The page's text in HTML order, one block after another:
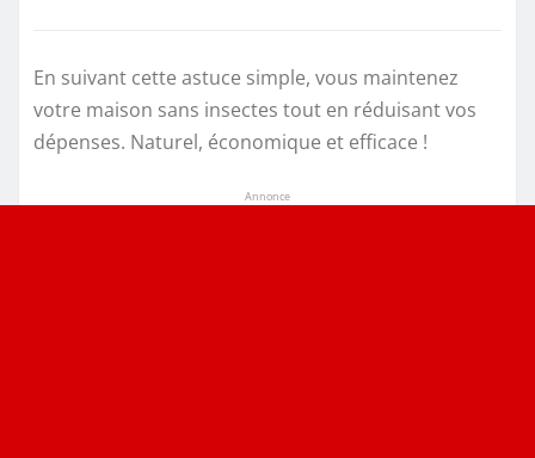
En suivant cette astuce simple, vous maintenez
votre maison sans insectes tout en réduisant vos
dépenses. Naturel, économique et efficace !
Annonce